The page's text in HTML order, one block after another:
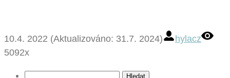
10.4. 2022 (Aktualizováno: 31.7. 2024)
hylacz
5092x